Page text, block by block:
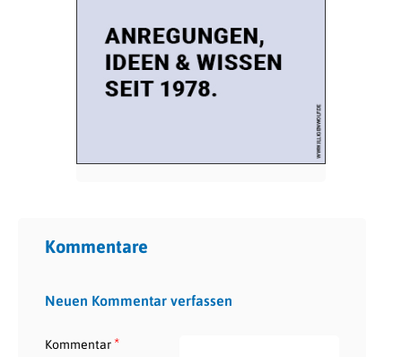
Kommentare
Neuen Kommentar verfassen
Kommentar*